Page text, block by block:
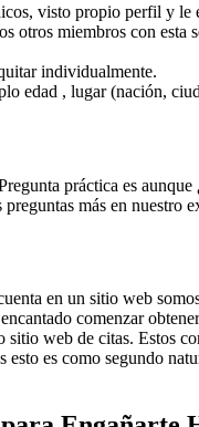
visto propio perfil y
otros miembros con esta
individualmente.
edad , lugar (nación,
práctica es
más en nuestro
en un sitio web
comenzar
web de citas. Estos
es como segundo